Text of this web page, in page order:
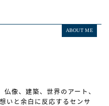
ABOUT ME
像、建築、世界のアート、
いと余白に反応するセンサ